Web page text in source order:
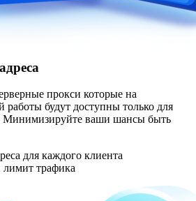
прокси которые на
будут доступны только для
Минимизируйте ваши шансы быть
для каждого клиента
трафика